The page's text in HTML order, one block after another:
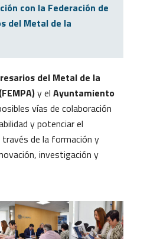
con la Federación de
del Metal de la
del Metal de la
y el Ayuntamiento
vías de colaboración
y potenciar el
de la formación y
investigación y